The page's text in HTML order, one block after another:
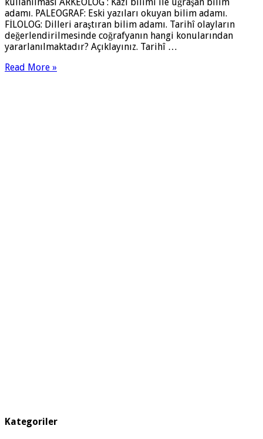
adamı. PALEOGRAF: Eski yazıları okuyan bilim adamı.
FİLOLOG: Dilleri araştıran bilim adamı. Tarihî olayların
değerlendirilmesinde coğrafyanın hangi konularından
yararlanılmaktadır? Açıklayınız. Tarihî …
Read More »
Kategoriler